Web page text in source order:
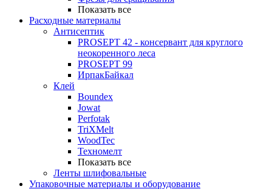
Показать все
Расходные материалы
Антисептик
PROSEPT 42 - консервант для круглого
неокоренного леса
PROSEPT 99
ИрпакБайкал
Клей
Boundex
Jowat
Perfotak
TriXMelt
WoodTec
Техномелт
Показать все
Ленты шлифовальные
Упаковочные материалы и оборудование